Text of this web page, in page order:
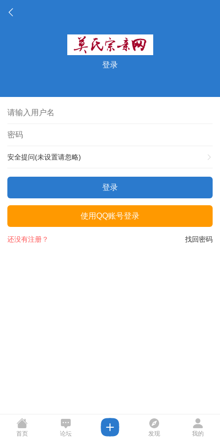
登录
安全提问(未设置请忽略)
登录
使用QQ账号登录
找回密码
还没有注册？
首页 论坛 发现 我的